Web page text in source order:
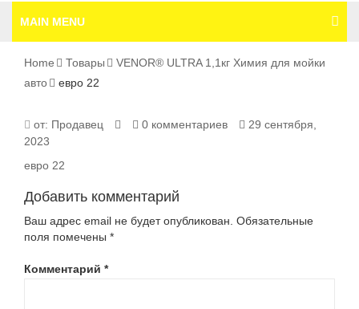
MAIN MENU
Home Товары
VENOR® ULTRA 1,1кг Химия для мойки
авто
евро 22
ЕВРО
от: Продавец 0 комментариев
29 сентября,
2023
евро 22
Добавить комментарий
Ваш адрес email не будет опубликован. Обязательные
поля помечены *
Комментарий *